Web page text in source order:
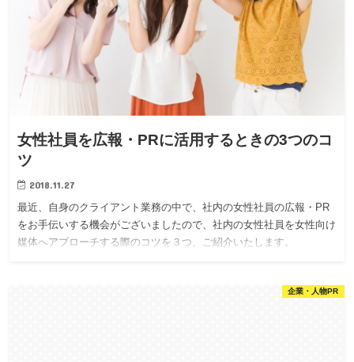
女性社員を広報・PRに活用するときの3つのコ
ツ
2018.11.27
最近、自身のクライアント業務の中で、社内の女性社員の広報・PR
をお手伝いする機会がございましたので、社内の女性社員を女性向け
媒体へアプローチする際のコツを３つ、ご紹介いたします。
企業・人物PR